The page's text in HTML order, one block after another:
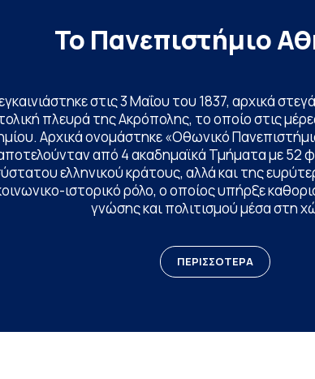
Το Πανεπιστήμιο
στις 3 Μαΐου του 1837, αρχικά
πλευρά της Ακρόπολης, το οποίο στις
Αρχικά ονομάστηκε «Οθωνικό
από 4 ακαδημαϊκά Τμήματα με
ελληνικού κράτους, αλλά και της
ιστορικό ρόλο, ο οποίος υπήρξε
γνώσης και πολιτισμού μέσα στη
ΠΕΡΙΣΣΟΤΕΡΑ